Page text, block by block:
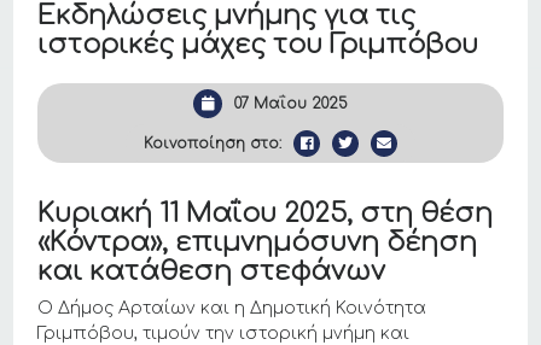
Εκδηλώσεις μνήμης για τις
ιστορικές μάχες του Γριμπόβου
07 Μαΐου 2025
Κοινοποίηση στο:
Κυριακή 11 Μαΐου 2025, στη θέση
«Κόντρα», επιμνημόσυνη δέηση
και κατάθεση στεφάνων
Ο Δήμος Αρταίων και η Δημοτική Κοινότητα
Γριμπόβου, τιμούν την ιστορική μνήμη και